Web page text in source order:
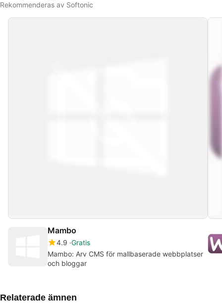
Rekommenderas av Softonic
Mambo
4.9 Gratis
Mambo: Arv CMS för mallbaserade webbplatser
och bloggar
Relaterade ämnen